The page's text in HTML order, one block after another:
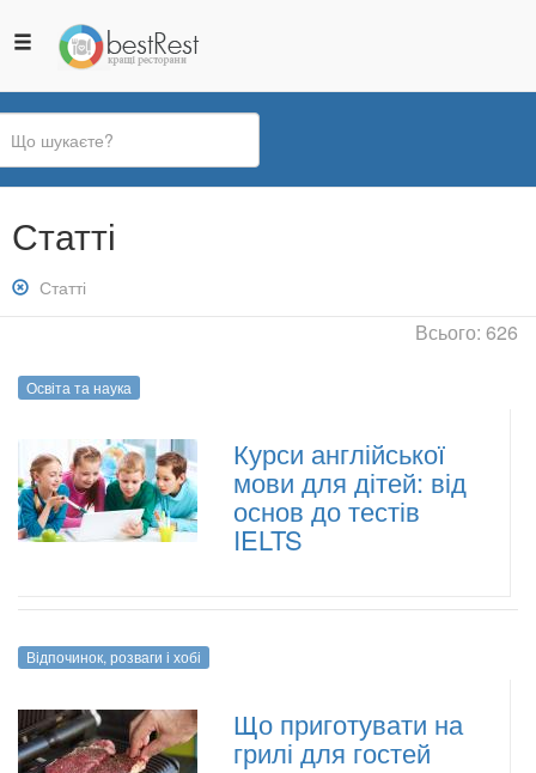
Ви
єСтатті
Зняти
фільтр:
Статті
Всього: 626
Освіта та наука
Курси англійської
мови для дітей: від
основ до тестів
IELTS
Відпочинок, розваги і хобі
Що приготувати на
грилі для гостей